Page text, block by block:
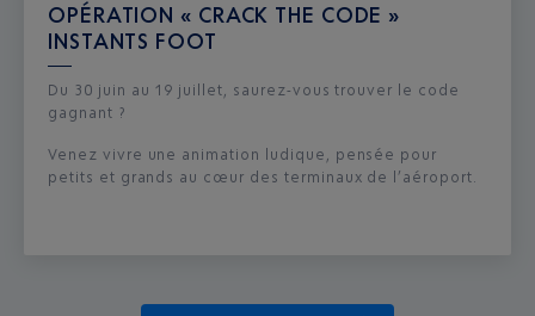
OPÉRATION « CRACK THE CODE »
INSTANTS FOOT
Du 30 juin au 19 juillet, saurez-vous trouver le code
gagnant ?
Venez vivre une animation ludique, pensée pour
petits et grands au cœur des terminaux de l’aéroport.